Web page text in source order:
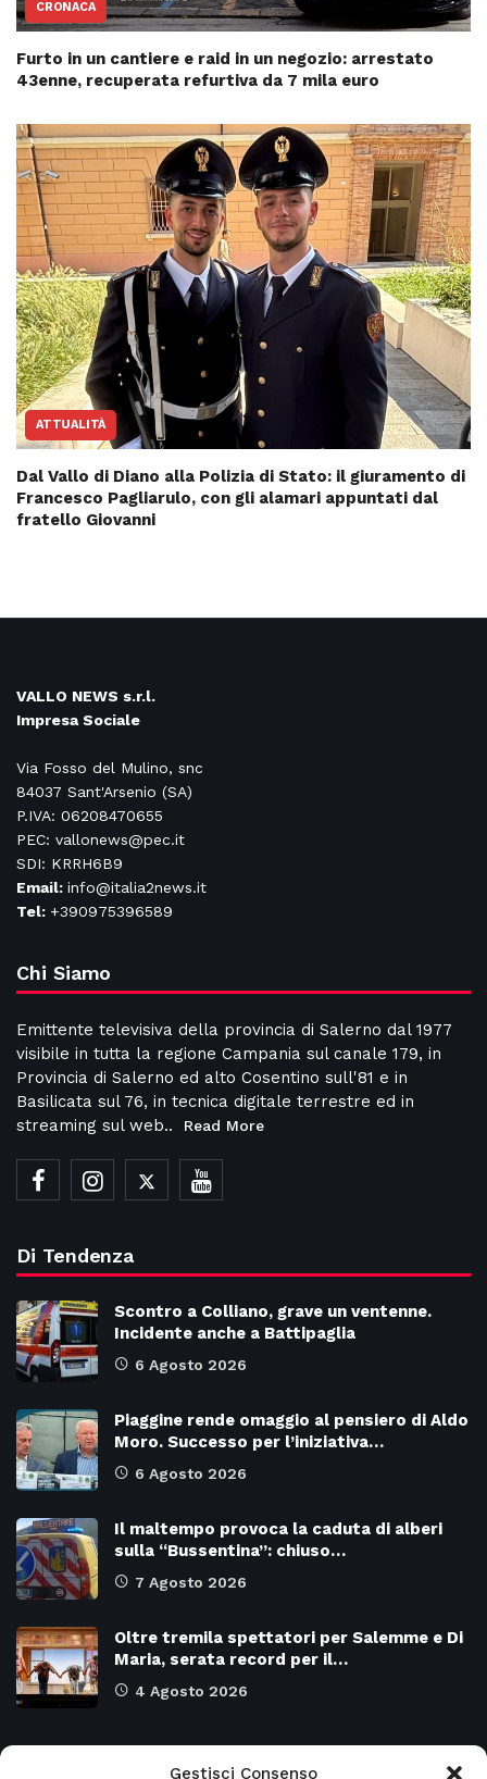
Gestisci Consenso
CRONACA
Furto in un cantiere e raid in un negozio: arrestato
43enne, recuperata refurtiva da 7 mila euro
ATTUALITÀ
Dal Vallo di Diano alla Polizia di Stato: il giuramento di
Francesco Pagliarulo, con gli alamari appuntati dal
fratello Giovanni
VALLO NEWS s.r.l.
Impresa Sociale
Via Fosso del Mulino, snc
84037 Sant'Arsenio (SA)
P.IVA: 06208470655
PEC: vallonews@pec.it
SDI: KRRH6B9
Email: info@italia2news.it
Tel: +390975396589
Chi Siamo
Emittente televisiva della provincia di Salerno dal 1977
visibile in tutta la regione Campania sul canale 179, in
Provincia di Salerno ed alto Cosentino sull'81 e in
Basilicata sul 76, in tecnica digitale terrestre ed in
streaming sul web..
Read More
Di Tendenza
Scontro a Colliano, grave un ventenne.
Incidente anche a Battipaglia
6 Agosto 2026
Piaggine rende omaggio al pensiero di Aldo
Moro. Successo per l’iniziativa…
6 Agosto 2026
Il maltempo provoca la caduta di alberi
sulla “Bussentina”: chiuso…
7 Agosto 2026
Oltre tremila spettatori per Salemme e Di
Maria, serata record per il…
4 Agosto 2026